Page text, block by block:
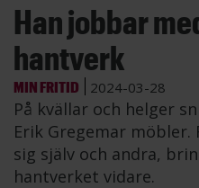
Han jobbar
hantverk
MIN FRITID 2024-03-28
På kvällar och helger
Erik Gregemar
sig själv och andra,
hantverket vidare.